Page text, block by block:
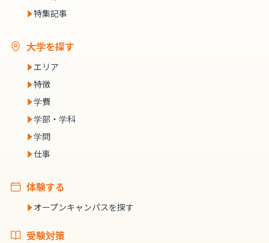
特集記事
大学を探す
エリア
特徴
学費
学部・学科
学問
仕事
体験する
オープンキャンパスを探す
受験対策